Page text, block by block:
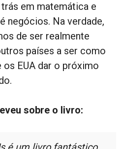
em matemática e
negócios. Na verdade,
de ser realmente
países a ser como
os EUA dar o próximo
sobre o livro: